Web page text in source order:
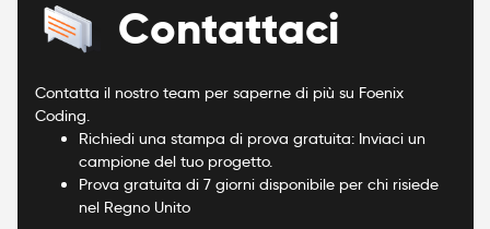
Contattaci
Contatta il nostro team per saperne di più su Foenix
Coding.
Richiedi una stampa di prova gratuita: Inviaci un
campione del tuo progetto.
Prova gratuita di 7 giorni disponibile per chi risiede
nel Regno Unito